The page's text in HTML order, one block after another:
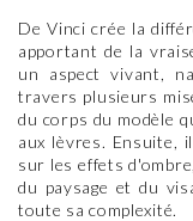
De Vinci crée la
apportant de la
un aspect vivant,
travers plusieurs
du corps du modèle
aux lèvres. Ensuite,
sur les effets
du paysage et du
toute sa complexité.